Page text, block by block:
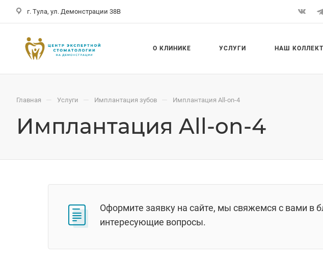
г. Тула, ул. Демонстрации 38В
О КЛИНИКЕ УСЛУГИ НАШ
Главная — Услуги — Имплантация зубов — Имплантация All-on-4
Имплантация All-on-4
Оформите заявку на сайте, мы свяжемся с вами в
интересующие вопросы.